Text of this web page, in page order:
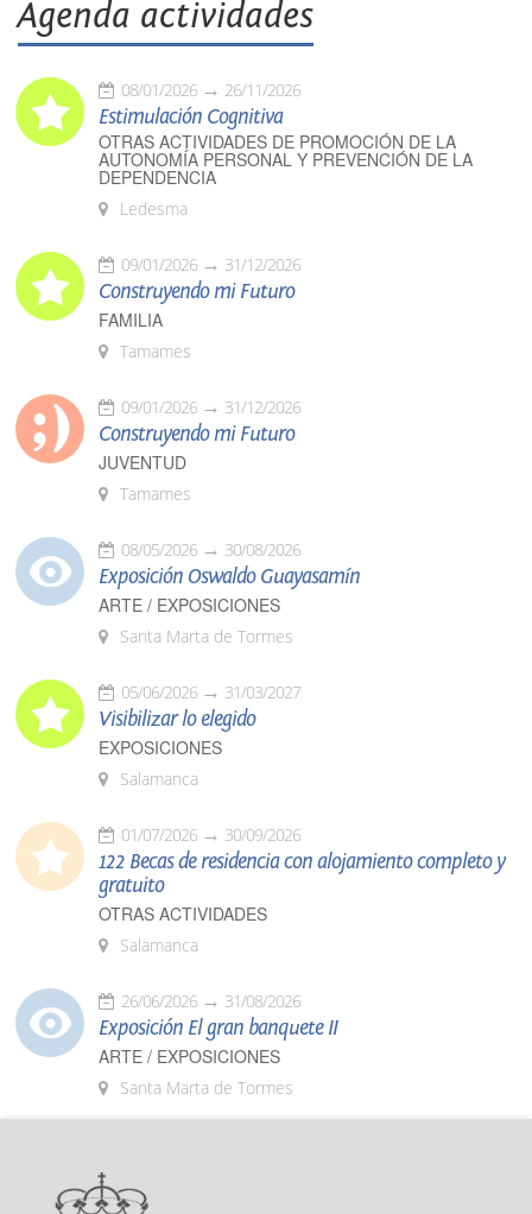
Agenda actividades
08/01/2026 26/11/2026
Estimulación Cognitiva
OTRAS ACTIVIDADES DE PROMOCIÓN DE LA
AUTONOMÍA PERSONAL Y PREVENCIÓN DE LA
DEPENDENCIA
Ledesma
09/01/2026 31/12/2026
Construyendo mi Futuro
FAMILIA
Tamames
09/01/2026 31/12/2026
Construyendo mi Futuro
JUVENTUD
Tamames
08/05/2026 30/08/2026
Exposición Oswaldo Guayasamín
ARTE / EXPOSICIONES
Santa Marta de Tormes
05/06/2026 31/03/2027
Visibilizar lo elegido
EXPOSICIONES
Salamanca
01/07/2026 30/09/2026
122 Becas de residencia con alojamiento completo y
gratuito
OTRAS ACTIVIDADES
Salamanca
26/06/2026 31/08/2026
Exposición El gran banquete II
ARTE / EXPOSICIONES
Santa Marta de Tormes